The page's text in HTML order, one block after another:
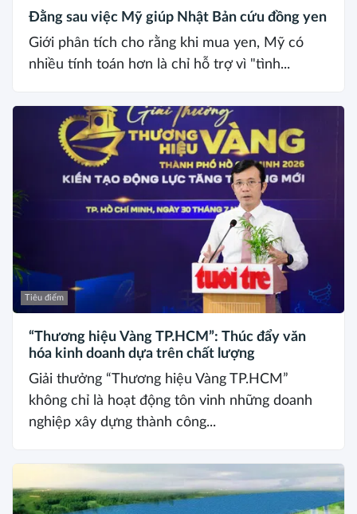
Đằng sau việc Mỹ giúp Nhật Bản cứu đồng yen
Giới phân tích cho rằng khi mua yen, Mỹ có
nhiều tính toán hơn là chỉ hỗ trợ vì "tình...
Tiêu điểm
“Thương hiệu Vàng TP.HCM”: Thúc đẩy văn
hóa kinh doanh dựa trên chất lượng
Giải thưởng “Thương hiệu Vàng TP.HCM”
không chỉ là hoạt động tôn vinh những doanh
nghiệp xây dựng thành công...